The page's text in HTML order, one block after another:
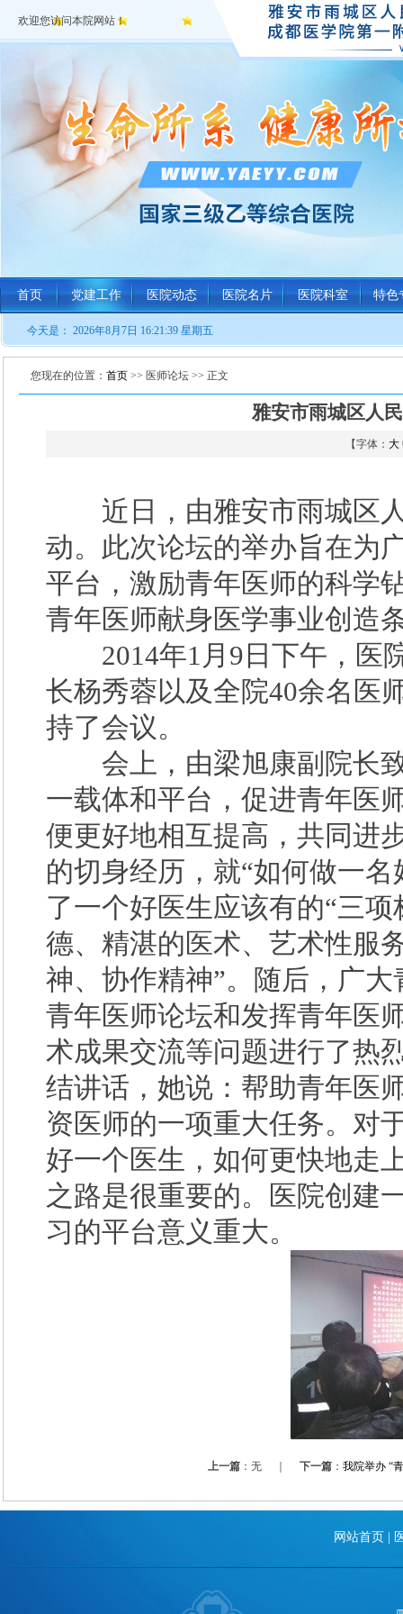
欢迎您访问本院网站！
首页 党建工作 医院动态 医院名片 医院科室 特色
今天是： 2026年8月7日 16:21:40 星期五
您现在的位置： 首页>> 医师论坛 >> 正文
雅安市雨城区人
【字体： 大
近日，由雅安市雨城区人
动。此次论坛的举办旨在为
平台，激励青年医师的科学
青年医师献身医学事业创造
2014年1月9日下午，医
长杨秀蓉以及全院40余名医
持了会议。
会上，由梁旭康副院长致
一载体和平台，促进青年医
便更好地相互提高，共同进
的切身经历，就“如何做一
了一个好医生应该有的“三
德、精湛的医术、艺术性服
神、协作精神”。随后，广
青年医师论坛和发挥青年医
术成果交流等问题进行了热
结讲话，她说：帮助青年医
资医师的一项重大任务。对
好一个医生，如何更快地走
之路是很重要的。医院创建
习的平台意义重大。
上一篇：无 ｜ 下一篇： 我院举办 “
网站首页